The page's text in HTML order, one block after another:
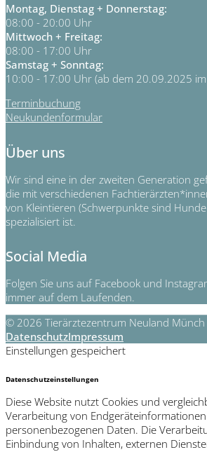
Montag, Dienstag + Donnerstag:
08:00 - 20:00 Uhr
Mittwoch + Freitag:
08:00 - 17:00 Uhr
Samstag + Sonntag:
10:00 - 17:00 Uhr (ab dem 20.09.2025
Terminbuchung
Neukundenformular
Über uns
Wir sind eine in der zweiten Generation
die mit verschiedenen
von Kleintieren (Schwerpunkte sind
spezialisiert ist.
Social Media
Folgen Sie uns auf Facebook und
immer auf dem Laufenden.
© 2026 Tierärztezentrum Neuland Münch
DatenschutzImpressum
Einstellungen gespeichert
Datenschutzeinstellungen
Diese Website nutzt Cookies und
Verarbeitung von
personenbezogenen Daten. Die
Einbindung von Inhalten, externen